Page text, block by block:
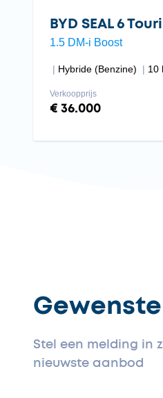
BYD SEAL 6
1.5 DM-i Boost
Hybride (Benzine) 10
Verkoopprijs
€ 36.000
Stel een melding in
nieuwste aanbod